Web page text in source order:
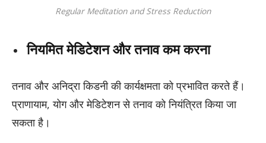
Regular Meditation and Stress Reduction
नियमित मेडिटेशन और तनाव कम करना
तनाव और अनिद्रा किडनी की कार्यक्षमता को प्रभावित करते हैं।
प्राणायाम, योग और मेडिटेशन से तनाव को नियंत्रित किया जा
सकता है।